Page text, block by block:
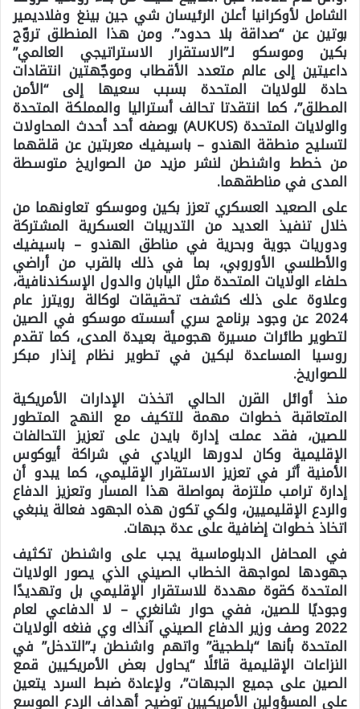
الشامل لأوكرانيا أعلن الرئيسان شي جين بينغ وفلاديمير
بوتين عن “صداقة بلا حدود”. ومن هذا المنطلق تروّج
بكين وموسكو لـ”الاستقرار الاستراتيجي العالمي”
داعيتين إلى عالم متعدد الأقطاب وموجّهتين انتقادات
حادة للولايات المتحدة بسبب سعيها إلى “الأمن
المطلق”، كما انتقدتا تحالف أستراليا والمملكة المتحدة
والولايات المتحدة (AUKUS) بوصفه أحد أحدث المحاولات
لتسليح منطقة الهندو – باسيفيك معربتين عن قلقهما
من خطط واشنطن لنشر مزيد من الصواريخ متوسطة
المدى في مناطقهما.
على الصعيد العسكري تعزز بكين وموسكو تعاونهما من
خلال تنفيذ العديد من التدريبات العسكرية المشتركة
ودوريات جوية وبحرية في مناطق الهندو – باسيفيك
والأطلسي الأوروبي، بما في ذلك بالقرب من أراضي
حلفاء الولايات المتحدة مثل اليابان والدول الإسكندنافية،
وعلاوة على ذلك كشفت تحقيقات لوكالة رويترز عام
2024 عن وجود برنامج سري أسسته موسكو في الصين
لتطوير طائرات مسيرة هجومية بعيدة المدى، كما تقدم
روسيا المساعدة لبكين في تطوير نظام إنذار مبكر
للصواريخ.
منذ أوائل القرن الحالي اتخذت الإدارات الأمريكية
المتعاقبة خطوات مهمة للتكيف مع النهج المتطور
للصين، فقد عملت إدارة بايدن على تعزيز التحالفات
الإقليمية وكان لدورها الريادي في شراكة أيوكوس
الأمنية أثر في تعزيز الاستقرار الإقليمي، كما يبدو أن
إدارة ترامب ملتزمة بمواصلة هذا المسار وتعزيز الدفاع
والردع الإقليميين، ولكي تكون هذه الجهود فعالة ينبغي
اتخاذ خطوات إضافية على عدة جبهات.
في المحافل الدبلوماسية يجب على واشنطن تكثيف
جهودها لمواجهة الخطاب الصيني الذي يصور الولايات
المتحدة كقوة مهددة للاستقرار الإقليمي بل وتهديدًا
وجوديًا للصين، ففي حوار شانغري – لا الدفاعي لعام
2022 وصف وزير الدفاع الصيني آنذاك وي فنغه الولايات
المتحدة بأنها “بلطجية” واتهم واشنطن بـ”التدخل” في
النزاعات الإقليمية قائلًا “يحاول بعض الأمريكيين قمع
الصين على جميع الجبهات”، ولإعادة ضبط السرد يتعين
على المسؤولين الأمريكيين توضيح أهداف الردع الموسع